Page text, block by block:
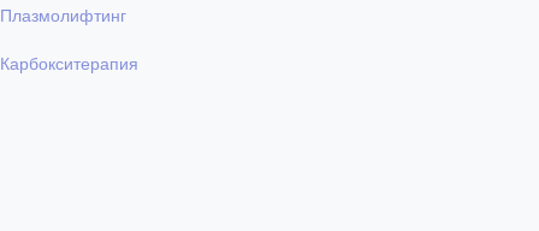
Плазмолифтинг
Карбокситерапия